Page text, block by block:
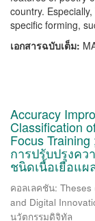
country.
specific forming,
เอกสารฉบับเต็ม:
Accuracy
Classification
Focus Training
การปรับปรุงค
ชนิดเนื้อเยื่อแผ
คอลเลคชัน:
and Digital
นวัตกรรมดิจิทัล